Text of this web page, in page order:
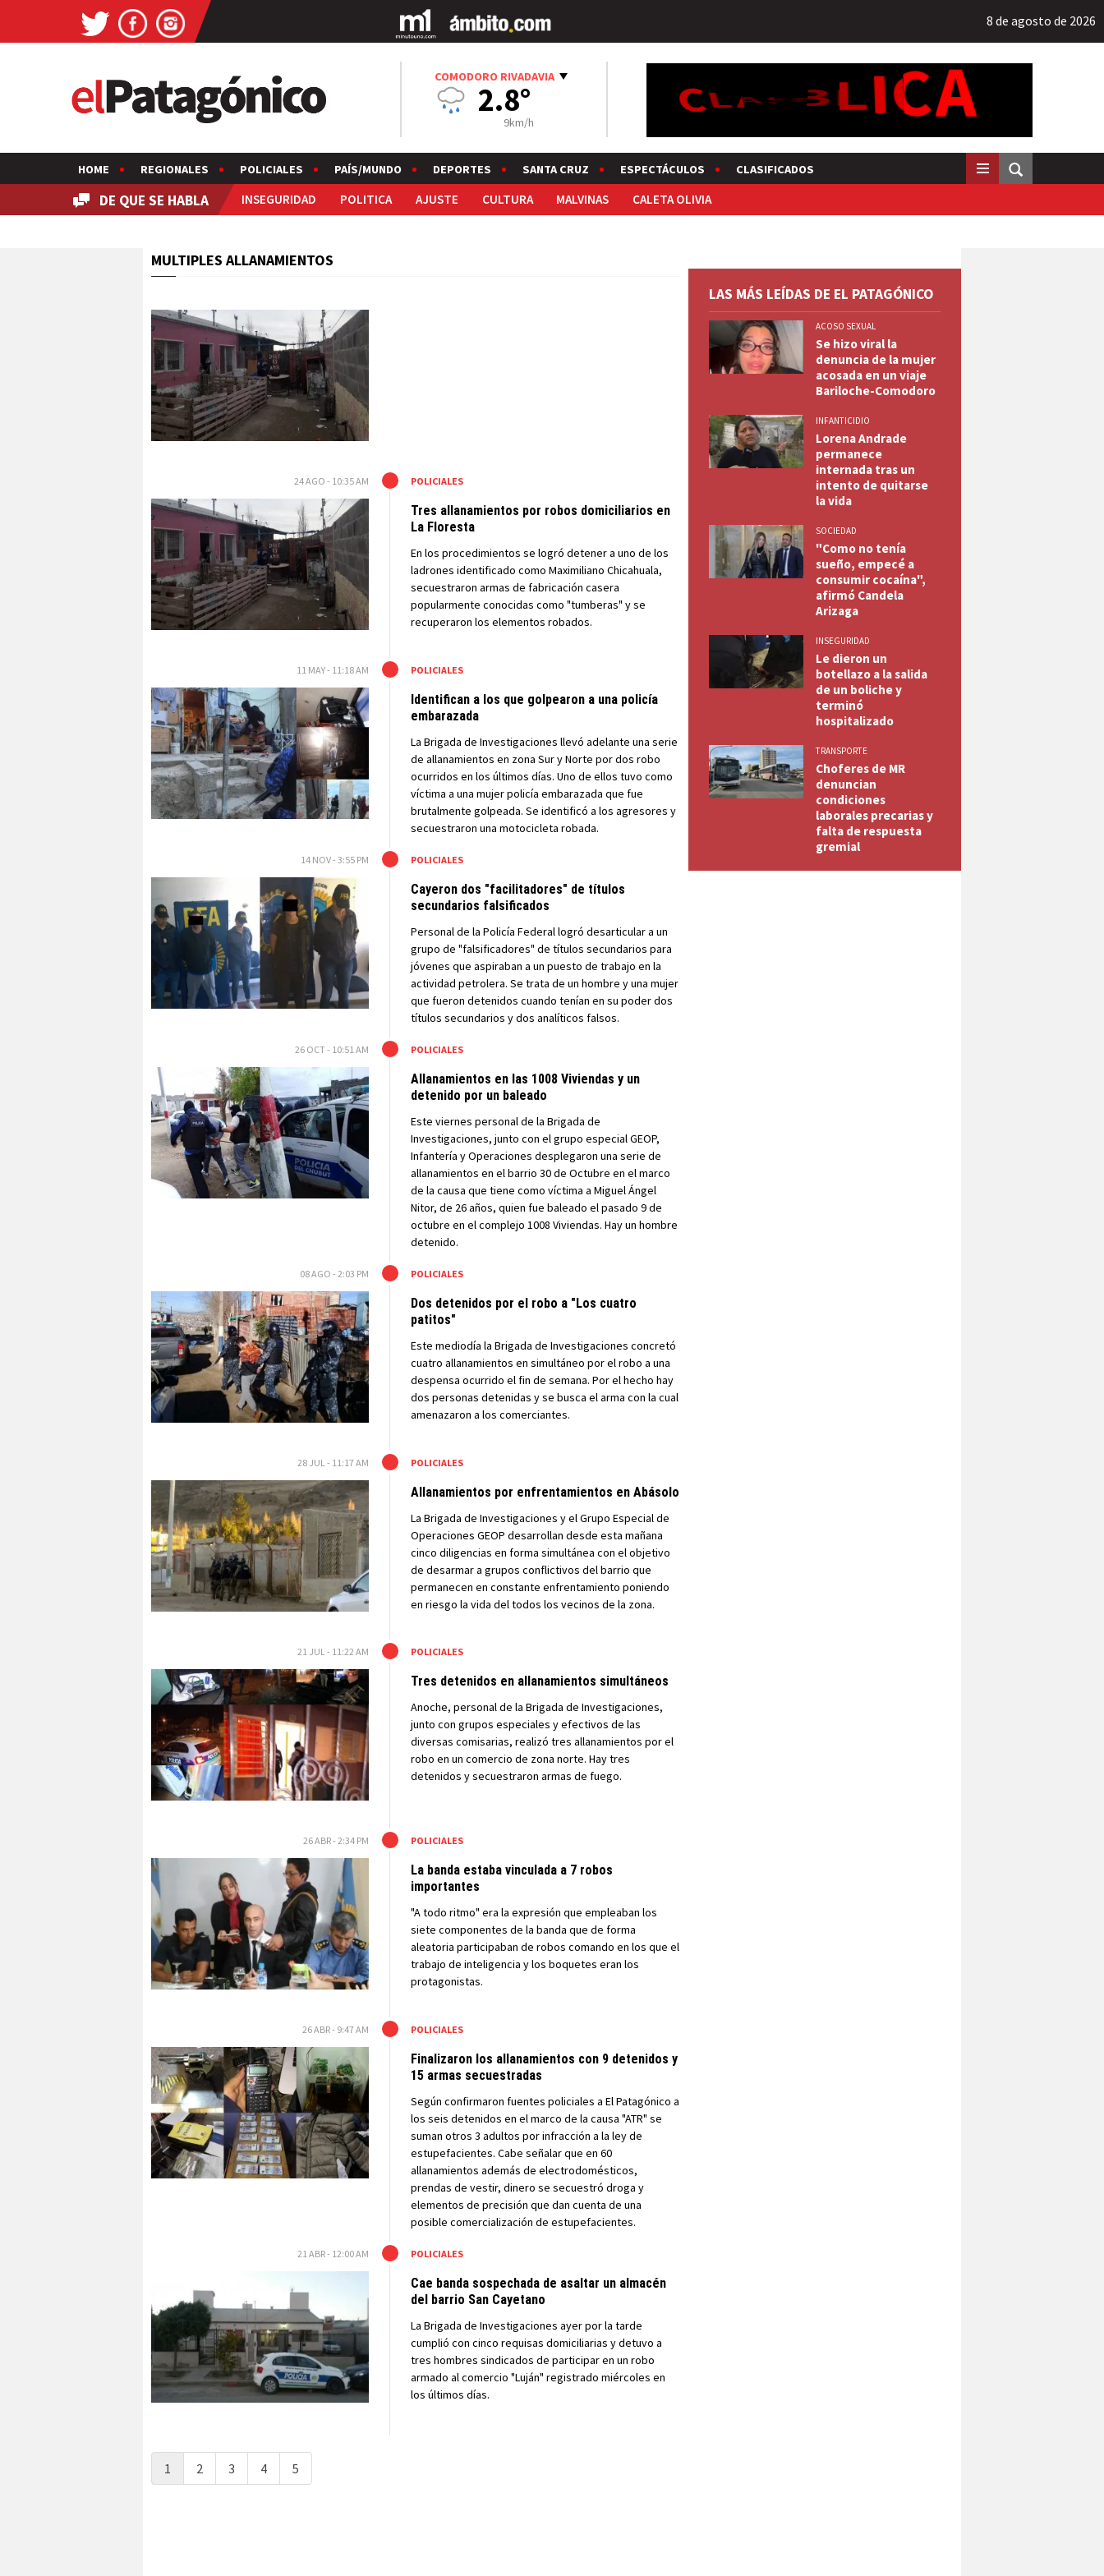
8 de agosto de 2026
COMODORO RIVADAVIA
2.8°
9km/h
HOME REGIONALES POLICIALES PAÍS/MUNDO DEPORTES SANTA CRUZ ESPECTÁCULOS CLASIFICADOS
DE QUE SE HABLA INSEGURIDAD POLITICA AJUSTE CULTURA MALVINAS CALETA OLIVIA
MULTIPLES ALLANAMIENTOS
24 AGO - 10:35 AM POLICIALES
Tres allanamientos por robos domiciliarios en
La Floresta
En los procedimientos se logró detener a uno de los
ladrones identificado como Maximiliano Chicahuala,
secuestraron armas de fabricación casera
popularmente conocidas como "tumberas" y se
recuperaron los elementos robados.
11 MAY - 11:18 AM POLICIALES
Identifican a los que golpearon a una policía
embarazada
La Brigada de Investigaciones llevó adelante una serie
de allanamientos en zona Sur y Norte por dos robo
ocurridos en los últimos días. Uno de ellos tuvo como
víctima a una mujer policía embarazada que fue
brutalmente golpeada. Se identificó a los agresores y
secuestraron una motocicleta robada.
14 NOV - 3:55 PM POLICIALES
Cayeron dos "facilitadores" de títulos
secundarios falsificados
Personal de la Policía Federal logró desarticular a un
grupo de "falsificadores" de títulos secundarios para
jóvenes que aspiraban a un puesto de trabajo en la
actividad petrolera. Se trata de un hombre y una mujer
que fueron detenidos cuando tenían en su poder dos
títulos secundarios y dos analíticos falsos.
26 OCT - 10:51 AM POLICIALES
Allanamientos en las 1008 Viviendas y un
detenido por un baleado
Este viernes personal de la Brigada de
Investigaciones, junto con el grupo especial GEOP,
Infantería y Operaciones desplegaron una serie de
allanamientos en el barrio 30 de Octubre en el marco
de la causa que tiene como víctima a Miguel Ángel
Nitor, de 26 años, quien fue baleado el pasado 9 de
octubre en el complejo 1008 Viviendas. Hay un hombre
detenido.
08 AGO - 2:03 PM POLICIALES
Dos detenidos por el robo a "Los cuatro
patitos"
Este mediodía la Brigada de Investigaciones concretó
cuatro allanamientos en simultáneo por el robo a una
despensa ocurrido el fin de semana. Por el hecho hay
dos personas detenidas y se busca el arma con la cual
amenazaron a los comerciantes.
28 JUL - 11:17 AM POLICIALES
Allanamientos por enfrentamientos en Abásolo
La Brigada de Investigaciones y el Grupo Especial de
Operaciones GEOP desarrollan desde esta mañana
cinco diligencias en forma simultánea con el objetivo
de desarmar a grupos conflictivos del barrio que
permanecen en constante enfrentamiento poniendo
en riesgo la vida del todos los vecinos de la zona.
21 JUL - 11:22 AM POLICIALES
Tres detenidos en allanamientos simultáneos
Anoche, personal de la Brigada de Investigaciones,
junto con grupos especiales y efectivos de las
diversas comisarias, realizó tres allanamientos por el
robo en un comercio de zona norte. Hay tres
detenidos y secuestraron armas de fuego.
26 ABR - 2:34 PM POLICIALES
La banda estaba vinculada a 7 robos
importantes
"A todo ritmo" era la expresión que empleaban los
siete componentes de la banda que de forma
aleatoria participaban de robos comando en los que el
trabajo de inteligencia y los boquetes eran los
protagonistas.
26 ABR - 9:47 AM POLICIALES
Finalizaron los allanamientos con 9 detenidos y
15 armas secuestradas
Según confirmaron fuentes policiales a El Patagónico a
los seis detenidos en el marco de la causa "ATR" se
suman otros 3 adultos por infracción a la ley de
estupefacientes. Cabe señalar que en 60
allanamientos además de electrodomésticos,
prendas de vestir, dinero se secuestró droga y
elementos de precisión que dan cuenta de una
posible comercialización de estupefacientes.
21 ABR - 12:00 AM POLICIALES
Cae banda sospechada de asaltar un almacén
del barrio San Cayetano
La Brigada de Investigaciones ayer por la tarde
cumplió con cinco requisas domiciliarias y detuvo a
tres hombres sindicados de participar en un robo
armado al comercio "Luján" registrado miércoles en
los últimos días.
1 2 3 4 5
LAS MÁS LEÍDAS DE EL PATAGÓNICO
ACOSO SEXUAL
Se hizo viral la
denuncia de la mujer
acosada en un viaje
Bariloche-Comodoro
INFANTICIDIO
Lorena Andrade
permanece
internada tras un
intento de quitarse
la vida
SOCIEDAD
"Como no tenía
sueño, empecé a
consumir cocaína",
afirmó Candela
Arizaga
INSEGURIDAD
Le dieron un
botellazo a la salida
de un boliche y
terminó
hospitalizado
TRANSPORTE
Choferes de MR
denuncian
condiciones
laborales precarias y
falta de respuesta
gremial